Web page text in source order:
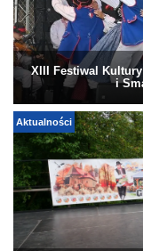
XIII Festiwal
i
Aktualności